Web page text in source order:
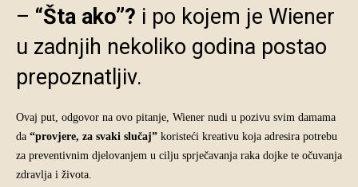
– “Šta ako”? i po kojem je Wiener
u zadnjih nekoliko godina postao
prepoznatljiv.
Ovaj put, odgovor na ovo pitanje, Wiener nudi u pozivu svim damama
da “provjere, za svaki slučaj” koristeći kreativu koja adresira potrebu
za preventivnim djelovanjem u cilju sprječavanja raka dojke te očuvanja
zdravlja i života.